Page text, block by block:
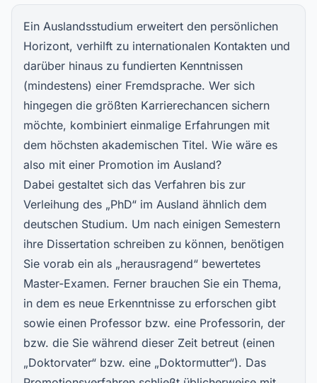
Ein Auslandsstudium erweitert den persönlichen
Horizont, verhilft zu internationalen Kontakten und
darüber hinaus zu fundierten Kenntnissen
(mindestens) einer Fremdsprache. Wer sich
hingegen die größten Karrierechancen sichern
möchte, kombiniert einmalige Erfahrungen mit
dem höchsten akademischen Titel. Wie wäre es
also mit einer Promotion im Ausland?
Dabei gestaltet sich das Verfahren bis zur
Verleihung des „PhD“ im Ausland ähnlich dem
deutschen Studium. Um nach einigen Semestern
ihre Dissertation schreiben zu können, benötigen
Sie vorab ein als „herausragend“ bewertetes
Master-Examen. Ferner brauchen Sie ein Thema,
in dem es neue Erkenntnisse zu erforschen gibt
sowie einen Professor bzw. eine Professorin, der
bzw. die Sie während dieser Zeit betreut (einen
„Doktorvater“ bzw. eine „Doktormutter“). Das